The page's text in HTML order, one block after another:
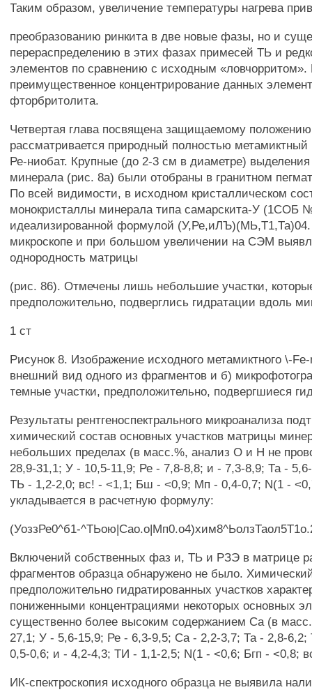
Таким образом, увеличение температуры нагрева
преобразованию ринкита в две новые фазы, но и
перераспределению в этих фазах примесей ТЬ и
элементов по сравнению с исходным
преимущественное концентрирование данных
фторбритолита.
Четвертая глава посвящена защищаемому
рассматривается природный полностью
Ре-ниобат. Крупные (до 2-3 см в диаметре) выделения
минерала (рис. 8а) были отобраны в гранитном
По всей видимости, в исходном кристаллическом
монокристаллы минерала типа самарскита-У (1СОБ
идеализированной формулой (У,Ре,иЛЪ)(МЬ,Т1,Та)04.
микроскопе и при большом увеличении на СЭМ
однородность матрицы
(рис. 86). Отмечены лишь небольшие участки,
предположительно, подверглись гидратации вдоль
1 ст
Рисунок 8. Изображение исходного метамиктного \-
внешний вид одного из фрагментов и б)
темные участки, предположительно, подвергшиеся
Результаты рентгеноспектрального микроанализа
химический состав основных участков матрицы
небольших пределах (в масс.%, анализ О и Н не
28,9-31,1; У - 10,5-11,9; Ре - 7,8-8,8; и - 7,3-8,9; Та -
ТЬ - 1,2-2,0; вс! - <1,1; Бш - <0,9; Мп - 0,4-0,7; N(1 -
укладывается в расчетную формулу:
(УоззРе0^б1-
Включений собственных фаз и, ТЬ и РЗЭ в матрице
фрагментов образца обнаружено не было.
предположительно гидратированных участков
пониженными концентрациями некоторых основных
существенно более высоким содержанием Са (в
27,1; У - 5,6-15,9; Ре - 6,3-9,5; Са - 2,2-3,7; Та - 2,8-
0,5-0,6; и - 4,2-4,3; ТИ - 1,1-2,5; N(1 - <0,6; Бгп - <0,8;
ИК-спектроскопия исходного образца не выявила